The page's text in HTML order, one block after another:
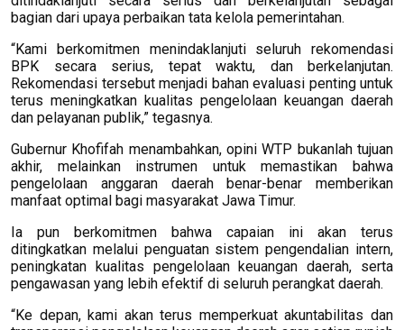
bagian dari upaya perbaikan tata kelola pemerintahan.
“Kami berkomitmen menindaklanjuti seluruh rekomendasi
BPK secara serius, tepat waktu, dan berkelanjutan.
Rekomendasi tersebut menjadi bahan evaluasi penting untuk
terus meningkatkan kualitas pengelolaan keuangan daerah
dan pelayanan publik,” tegasnya.
Gubernur Khofifah menambahkan, opini WTP bukanlah tujuan
akhir, melainkan instrumen untuk memastikan bahwa
pengelolaan anggaran daerah benar-benar memberikan
manfaat optimal bagi masyarakat Jawa Timur.
Ia pun berkomitmen bahwa capaian ini akan terus
ditingkatkan melalui penguatan sistem pengendalian intern,
peningkatan kualitas pengelolaan keuangan daerah, serta
pengawasan yang lebih efektif di seluruh perangkat daerah.
“Ke depan, kami akan terus memperkuat akuntabilitas dan